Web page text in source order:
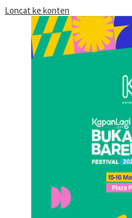
Loncat ke konten